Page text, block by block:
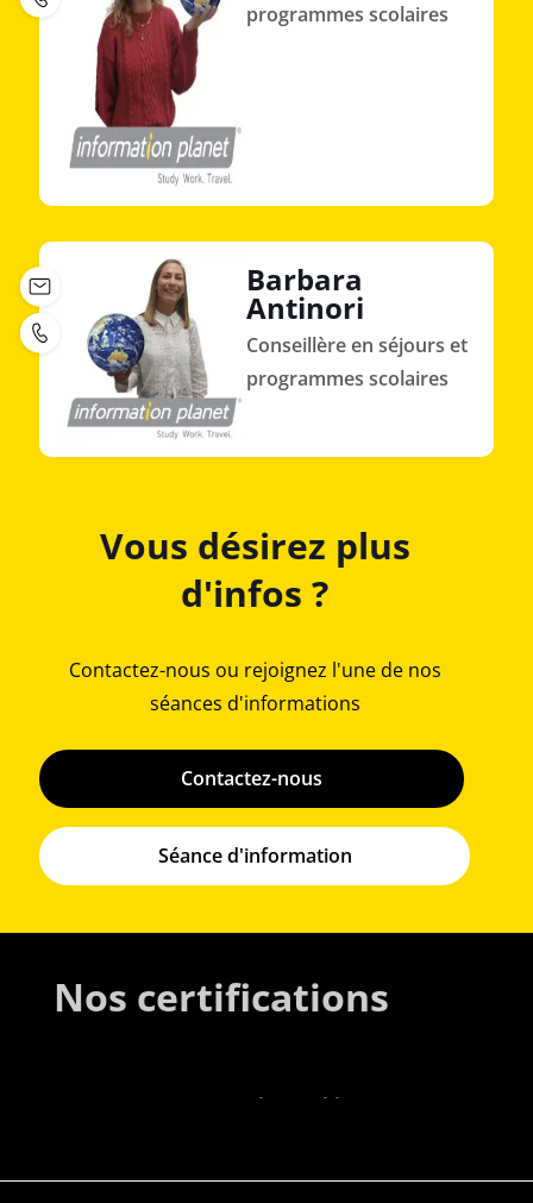
Vous désirez plus
d'infos ?
Contactez-nous ou rejoignez l'une de nos
séances d'informations
Contactez-nous
Séance d'information
programmes scolaires
Barbara
Antinori
Conseillère en séjours et
programmes scolaires
Nos certifications